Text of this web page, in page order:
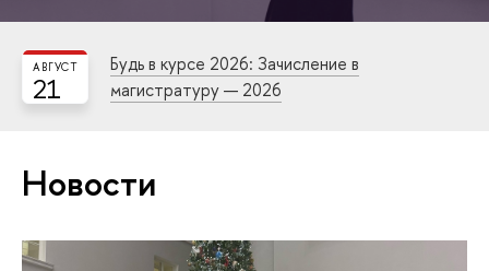
21
АВГУСТ
Будь в курсе 2026: Зачисление в
магистратуру — 2026
Новости